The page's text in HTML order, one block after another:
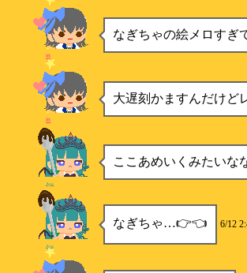
なぎちゃの絵メロすぎ
柿
大遅刻かますんだけど
柿
ここあめいくみたいな
Aya
なぎちゃ…👉👈 6/12
Aya